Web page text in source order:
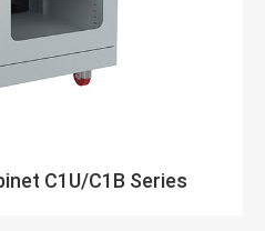
C1U/C1B Series